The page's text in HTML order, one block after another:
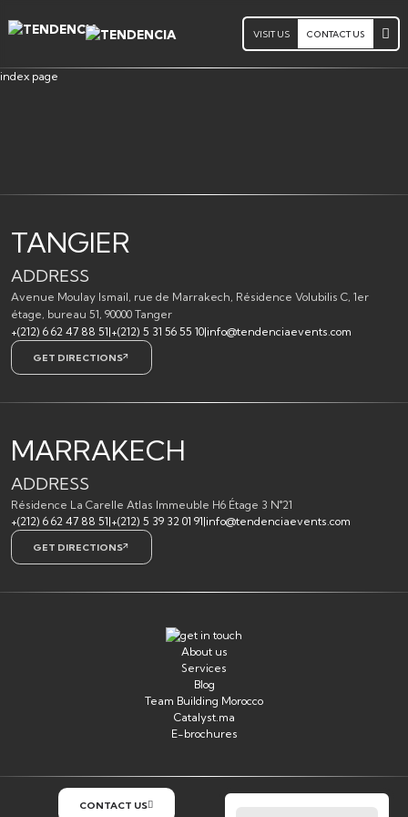
VISIT US CONTACT US
index page
TANGIER
ADDRESS
Avenue Moulay Ismail, rue de Marrakech, Résidence Volubilis C, 1er
étage, bureau 51, 90000 Tanger
+(212) 6 62 47 88 51|+(212) 5 31 56 55 10|info@tendenciaevents.com
GET DIRECTIONS
MARRAKECH
ADDRESS
Résidence La Carelle Atlas Immeuble H6 Étage 3 N°21
+(212) 6 62 47 88 51|+(212) 5 39 32 01 91|info@tendenciaevents.com
GET DIRECTIONS
About us
Services
Blog
Team Building Morocco
Catalyst.ma
E-brochures
CONTACT US